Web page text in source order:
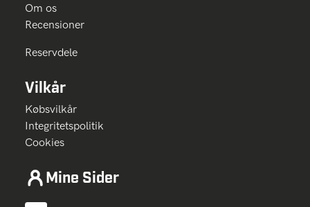
Om os
Recensioner
Reservdele
Vilkår
Købsvilkår
Integritetspolitik
Cookies
Mine Sider